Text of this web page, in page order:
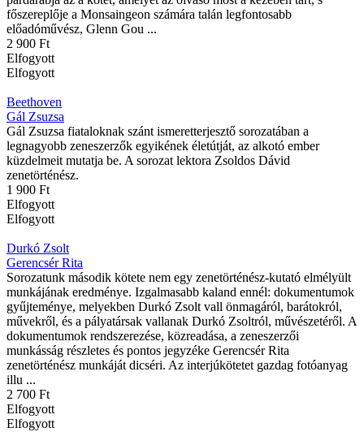
főszereplője a Monsaingeon számára talán legfontosabb
előadóművész, Glenn Gou ...
2 900 Ft
Elfogyott
Elfogyott
Beethoven
Gál Zsuzsa
Gál Zsuzsa fiataloknak szánt ismeretterjesztő sorozatában a
legnagyobb zeneszerzők egyikének életútját, az alkotó ember
küzdelmeit mutatja be. A sorozat lektora Zsoldos Dávid
zenetörténész.
1 900 Ft
Elfogyott
Elfogyott
Durkó Zsolt
Gerencsér Rita
Sorozatunk második kötete nem egy zenetörténész-kutató elmélyült
munkájának eredménye. Izgalmasabb kaland ennél: dokumentumok
gyűjteménye, melyekben Durkó Zsolt vall önmagáról, barátokról,
művekről, és a pályatársak vallanak Durkó Zsoltról, művészetéről. A
dokumentumok rendszerezése, közreadása, a zeneszerzői
munkásság részletes és pontos jegyzéke Gerencsér Rita
zenetörténész munkáját dicséri. Az interjúkötetet gazdag fotóanyag
illu ...
2 700 Ft
Elfogyott
Elfogyott